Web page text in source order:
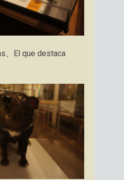
、El que destaca